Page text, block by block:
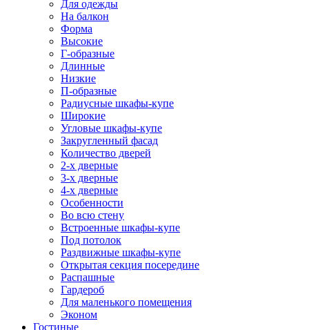
Для одежды
На балкон
Форма
Высокие
Г-образные
Длинные
Низкие
П-образные
Радиусные шкафы-купе
Широкие
Угловые шкафы-купе
Закругленный фасад
Количество дверей
2-х дверные
3-х дверные
4-х дверные
Особенности
Во всю стену
Встроенные шкафы-купе
Под потолок
Раздвижные шкафы-купе
Открытая секция посередине
Распашные
Гардероб
Для маленького помещения
Эконом
Гостиные